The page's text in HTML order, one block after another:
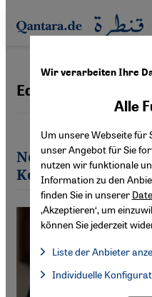
Direkt zum Inhalt springen
Edith
Neueste Artikel
Koesoemawiria
Wir verarbeiten Ihre
Alle
Um unsere Webseite für
unser Angebot für Sie
nutzen wir funktionale
Information zu den
finden Sie in unserer
‚Akzeptieren‘, um
können Sie jederzeit
Liste der Anbieter
Facebook Embed /
Facebook Embed /
Individuelle